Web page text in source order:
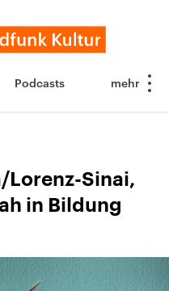
Podcasts
Lorenz-Sinai,
in Bildung